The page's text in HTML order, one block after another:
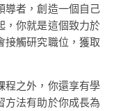
導者，創造一個自己
，你就是這個致力於
接觸研究職位，獲取
程之外，你還享有學
方法有助於你成長為